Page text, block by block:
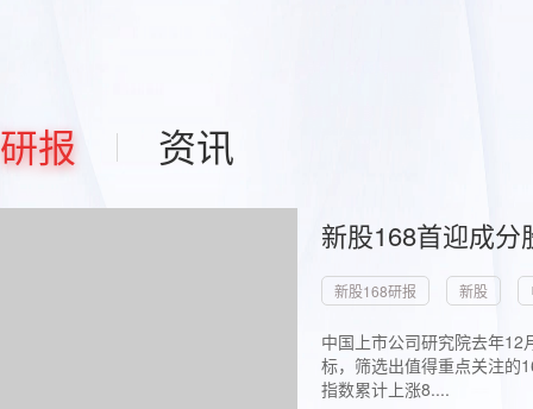
研报 资讯
新股168首迎成
新股168研报 新股
中国上市公司研究院去年
标，筛选出值得重点关注的
指数累计上涨8....